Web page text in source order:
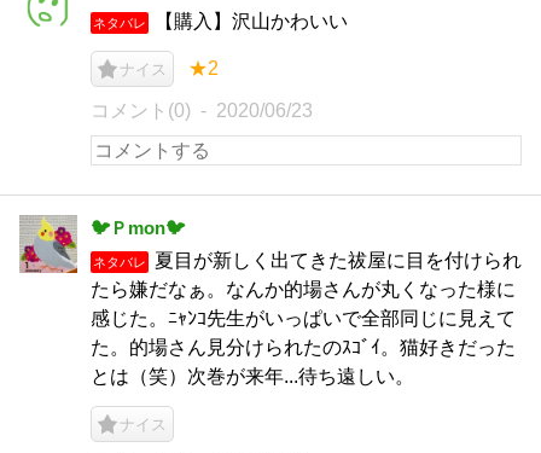
ネタバレ 【購入】沢山かわいい
ナイス ★2
コメント(0) 2020/06/23
🐦Ｐmon🐦
ネタバレ
夏目が新しく出てきた祓屋に目を付けられ
たら嫌だなぁ。なんか的場さんが丸くなった様に
感じた。ﾆｬﾝｺ先生がいっぱいで全部同じに見えて
た。的場さん見分けられたのｽｺﾞｲ。猫好きだった
とは（笑）次巻が来年...待ち遠しい。
ナイス